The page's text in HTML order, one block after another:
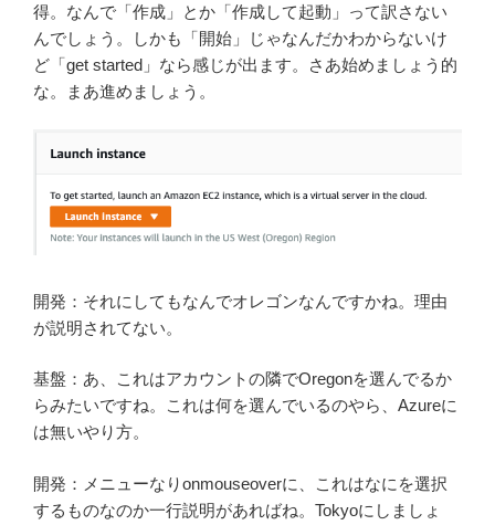
得。なんで「作成」とか「作成して起動」って訳さない
んでしょう。しかも「開始」じゃなんだかわからないけ
ど「get started」なら感じが出ます。さあ始めましょう的
な。まあ進めましょう。
開発：それにしてもなんでオレゴンなんですかね。理由
が説明されてない。
基盤：あ、これはアカウントの隣でOregonを選んでるか
らみたいですね。これは何を選んでいるのやら、Azureに
は無いやり方。
開発：メニューなりonmouseoverに、これはなにを選択
するものなのか一行説明があればね。Tokyoにしましょ